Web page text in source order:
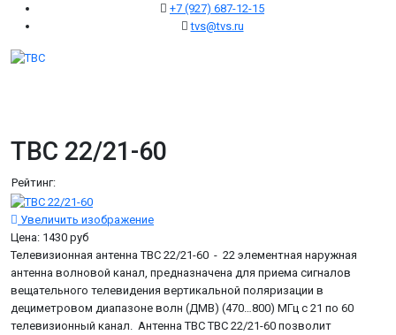
+7 (927) 687-12-15
tvs@tvs.ru
TBC 22/21-60
Рейтинг:
Увеличить изображение
Цена: 1430 руб
Телевизионная антенна TBC 22/21-60 - 22 элементная наружная
антенна волновой канал, предназначена для приема сигналов
вещательного телевидения вертикальной поляризации в
дециметровом диапазоне волн (ДМВ) (470…800) МГц с 21 по 60
телевизионный канал. Антенна ТВС TBC 22/21-60 позволит